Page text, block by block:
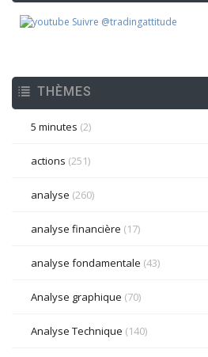
Suivre @tradingattitude
THÈMES
5 minutes (2)
actions (251)
analyse (260)
analyse financière (17)
analyse fondamentale (43)
Analyse graphique (70)
Analyse Technique (140)